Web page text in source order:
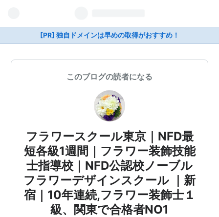
[PR] 独自ドメインは早めの取得がおすすめ！
このブログの読者になる
フラワースクール東京｜NFD最
短各級1週間｜フラワー装飾技能
士指導校｜NFD公認校ノーブル
フラワーデザインスクール ｜新
宿｜10年連続,フラワー装飾士１
級、関東で合格者NO1